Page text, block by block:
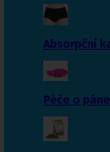
Absorpční
Péče o